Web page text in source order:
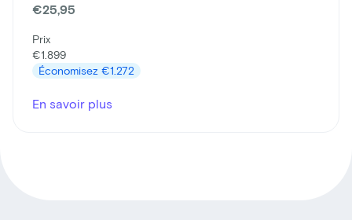
€25,95
Prix
€1.899
Économisez €1.272
En savoir plus